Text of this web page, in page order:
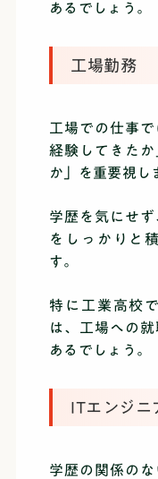
あるでしょう。
工場勤務
工場での仕事
経験してきた
か」を重要視し
学歴を気にせ
をしっかりと
す。
特に工業高校
は、工場への
あるでしょう。
ITエンジニ
学歴の関係の